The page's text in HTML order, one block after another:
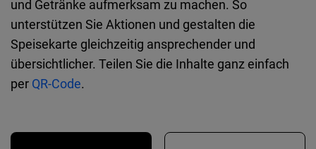
und Getränke aufmerksam zu machen. So
unterstützen Sie Aktionen und gestalten die
Speisekarte gleichzeitig ansprechender und
übersichtlicher. Teilen Sie die Inhalte ganz einfach
per QR-Code.